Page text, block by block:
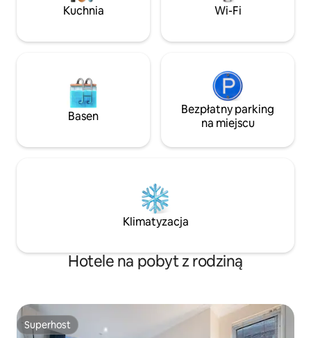
USD. Musimy zostać poinformowani, jeśli
przywozisz zwierzę. Pokoje z widokiem
(zwierzęta). Jeśli
prostszych
Kuchnia Wi-Fi
Basen
Bezpłatny parking
na miejscu
Klimatyzacja
Hotele na pobyt z rodziną
Superhost
Superhost